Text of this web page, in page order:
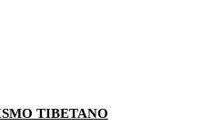
TIBETANO